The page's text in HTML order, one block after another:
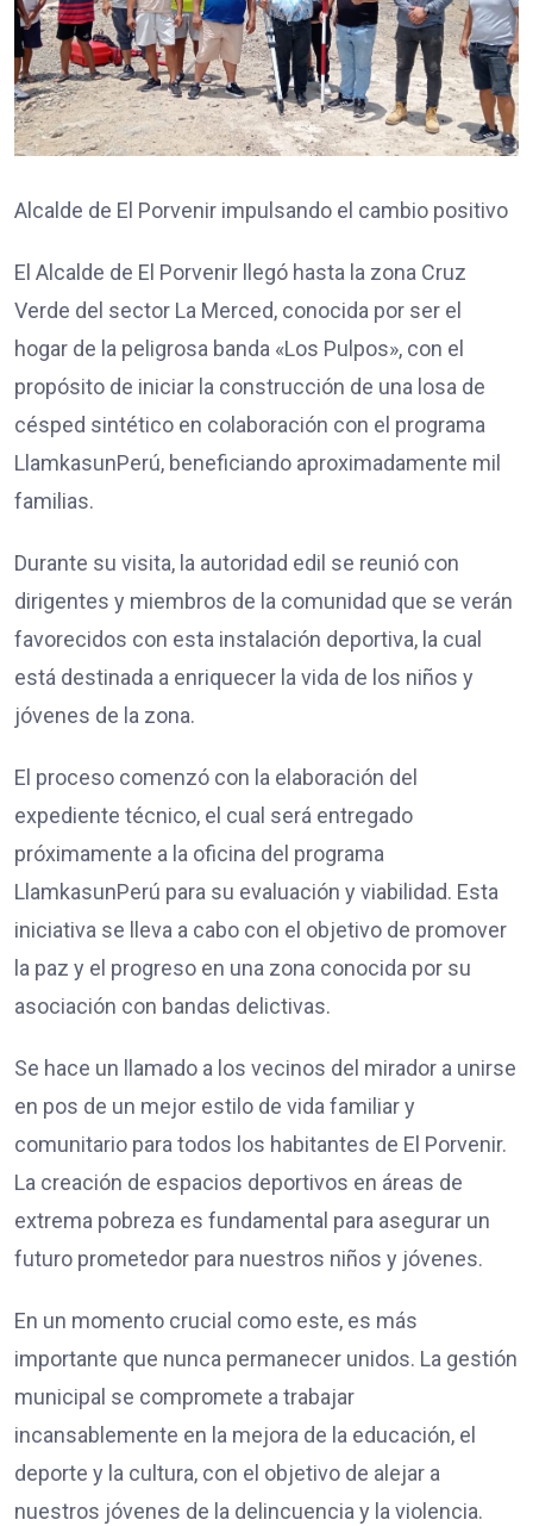
Alcalde de El Porvenir impulsando el cambio positivo
El Alcalde de El Porvenir llegó hasta la zona Cruz
Verde del sector La Merced, conocida por ser el
hogar de la peligrosa banda «Los Pulpos», con el
propósito de iniciar la construcción de una losa de
césped sintético en colaboración con el programa
LlamkasunPerú, beneficiando aproximadamente mil
familias.
Durante su visita, la autoridad edil se reunió con
dirigentes y miembros de la comunidad que se verán
favorecidos con esta instalación deportiva, la cual
está destinada a enriquecer la vida de los niños y
jóvenes de la zona.
El proceso comenzó con la elaboración del
expediente técnico, el cual será entregado
próximamente a la oficina del programa
LlamkasunPerú para su evaluación y viabilidad. Esta
iniciativa se lleva a cabo con el objetivo de promover
la paz y el progreso en una zona conocida por su
asociación con bandas delictivas.
Se hace un llamado a los vecinos del mirador a unirse
en pos de un mejor estilo de vida familiar y
comunitario para todos los habitantes de El Porvenir.
La creación de espacios deportivos en áreas de
extrema pobreza es fundamental para asegurar un
futuro prometedor para nuestros niños y jóvenes.
En un momento crucial como este, es más
importante que nunca permanecer unidos. La gestión
municipal se compromete a trabajar
incansablemente en la mejora de la educación, el
deporte y la cultura, con el objetivo de alejar a
nuestros jóvenes de la delincuencia y la violencia.